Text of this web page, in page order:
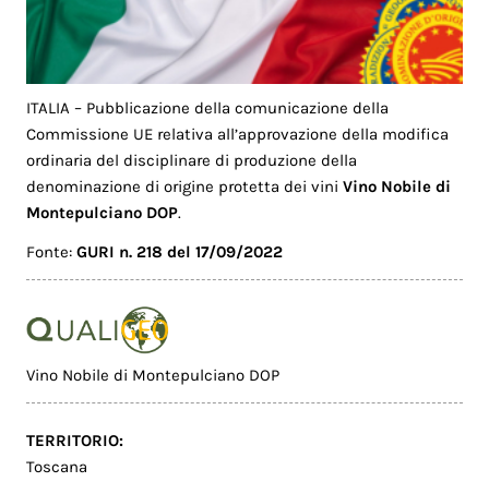
ITALIA – Pubblicazione della comunicazione della
Commissione UE relativa all’approvazione della modifica
ordinaria del disciplinare di produzione della
denominazione di origine protetta dei viniVino Nobile di
Montepulciano DOP.
Fonte:GURI n. 218 del 17/09/2022
Vino Nobile di Montepulciano DOP
TERRITORIO:
Toscana